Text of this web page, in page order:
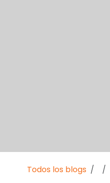
Todos los blogs